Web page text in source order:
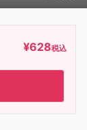
¥628税込